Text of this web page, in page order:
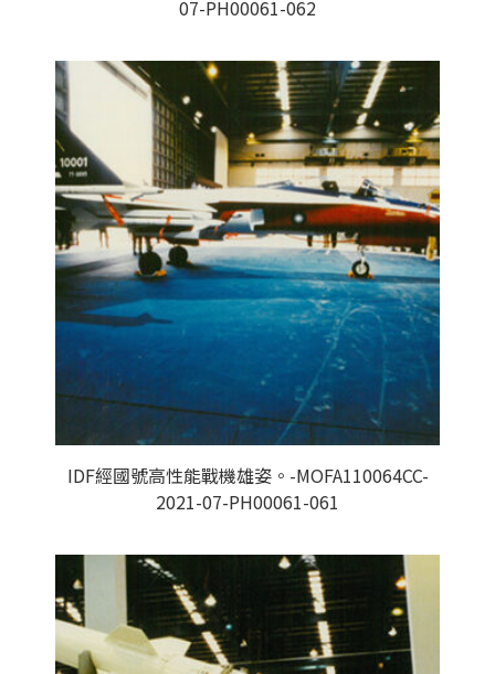
07-PH00061-062
IDF經國號高性能戰機雄姿。-MOFA110064CC-
2021-07-PH00061-061